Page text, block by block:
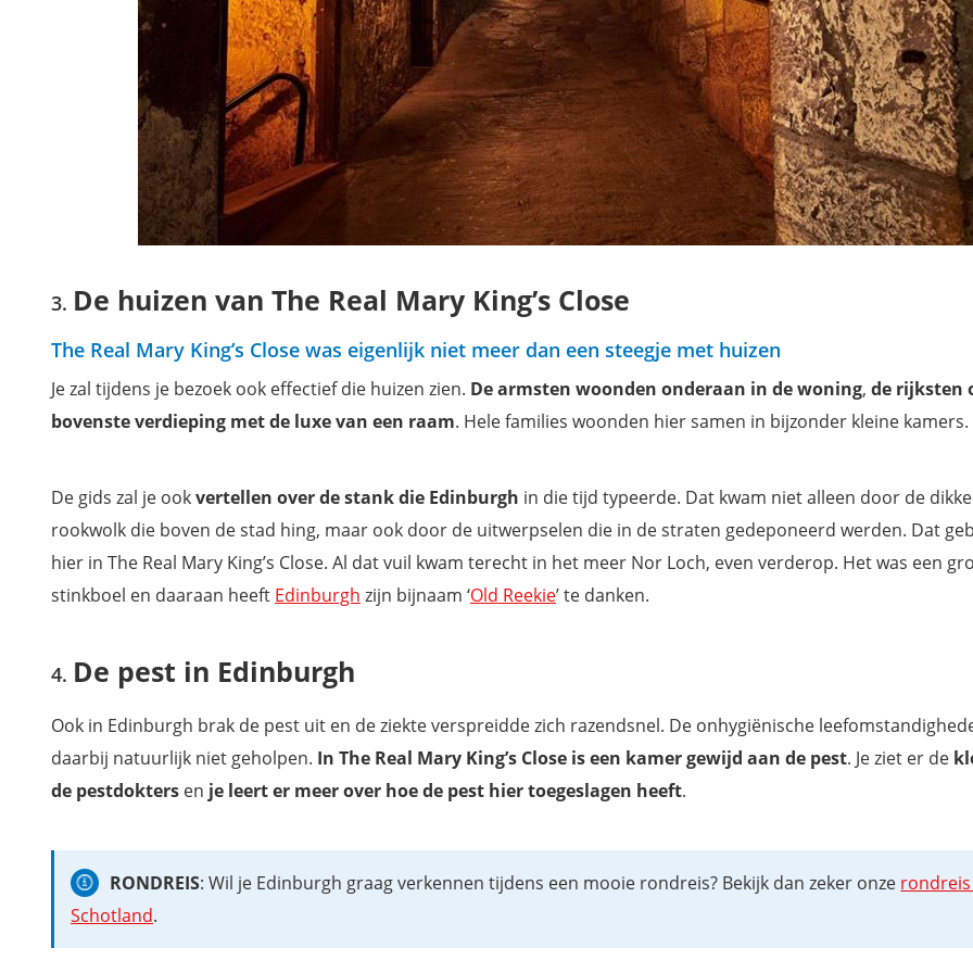
De huizen van The Real Mary King’s Close
The Real Mary King’s Close was eigenlijk niet meer dan een steegje met huizen
Je zal tijdens je bezoek ook effectief die huizen zien. De armsten woonden onderaan in de woning, de rijksten
bovenste verdieping met de luxe van een raam. Hele families woonden hier samen in bijzonder kleine kamers.
De gids zal je ookvertellen over de stank die Edinburgh in die tijd typeerde. Dat kwam niet alleen door de
rookwolk die boven de stad hing, maar ook door de uitwerpselen die in de straten gedeponeerd werden. Dat
hier in The Real Mary King’s Close. Al dat vuil kwam terecht in het meer Nor Loch, even verderop. Het was een
stinkboel en daaraan heeft Edinburgh zijn bijnaam ‘Old Reekie’ te danken.
De pest in Edinburgh
Ook in Edinburgh brak de pest uit en de ziekte verspreidde zich razendsnel. De onhygiënische
daarbij natuurlijk niet geholpen. In The Real Mary King’s Close is een kamer gewijd aan de pest. Je ziet er de
de pestdokters en je leert er meer over hoe de pest hier toegeslagen heeft.
RONDREIS: Wil je Edinburgh graag verkennen tijdens een mooie rondreis? Bekijk dan zeker onze
Schotland.